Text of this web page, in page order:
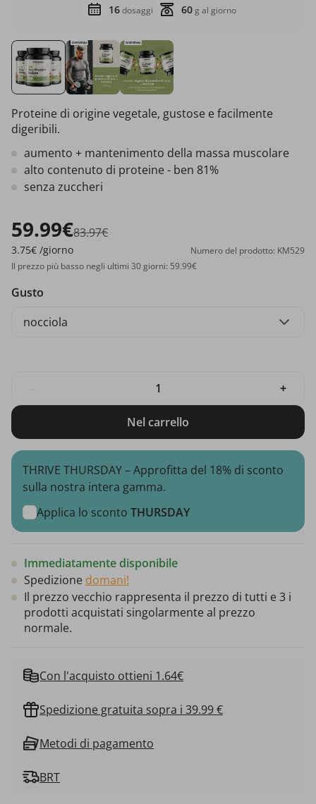
16dosaggi 60g al giorno
Proteine di origine vegetale, gustose e facilmente
digeribili.
aumento + mantenimento della massa muscolare
alto contenuto di proteine - ben 81%
senza zuccheri
59.99€83.97€
3.75€ /giorno
Numero del prodotto: KM529
Il prezzo più basso negli ultimi 30 giorni: 59.99€
Gusto
nocciola
+
Nel carrello
THRIVE THURSDAY – Approfitta del 18% di sconto
sulla nostra intera gamma.
Applica lo sconto THURSDAY
Immediatamente disponibile
Spedizione domani!
Il prezzo vecchio rappresenta il prezzo di tutti e 3 i
prodotti acquistati singolarmente al prezzo
normale.
Con l'acquisto ottieni 1.64€
Spedizione gratuita sopra i 39.99 €
Metodi di pagamento
BRT